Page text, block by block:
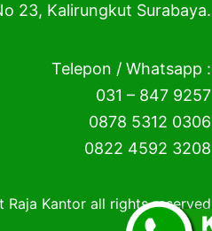
23, Kalirungkut Surabaya.
Telepon / Whatsapp :
031 – 847 9257
0878 5312 0306
0822 4592 3208
Raja Kantor all rights reserved